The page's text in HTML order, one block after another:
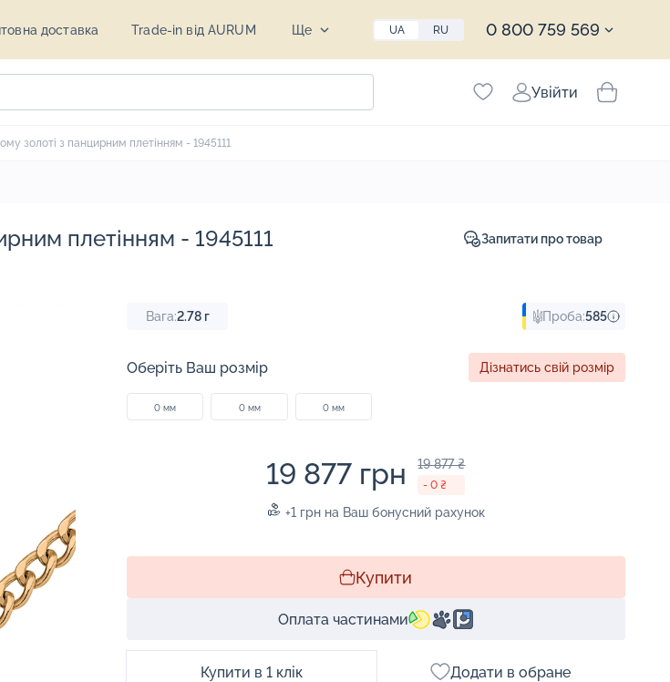
доставка Trade-in від AURUM Ще UA RU 0 800 759 569
Увійти
золоті з панцирним плетінням - 1945111
плетінням - 1945111 Запитати про товар
Вага:2.78г Проба:585
Оберіть Ваш розмір Дізнатись свій розмір
0 мм 0 мм 0 мм
19 877 грн 19 877 ₴
- 0 ₴
+1 грн на Ваш бонусний рахунок
Купити
Оплата частинами
Купити в 1 клік Додати в обране